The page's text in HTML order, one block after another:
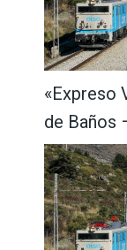
«Expreso
de Baños